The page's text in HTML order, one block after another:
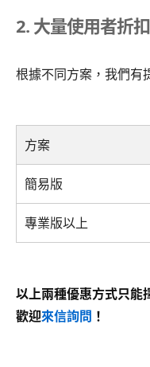
2. 大量使用者折扣
根據不同方案，我們有
方案
簡易版
專業版以上
以上兩種優惠方式只能
歡迎來信詢問 ！